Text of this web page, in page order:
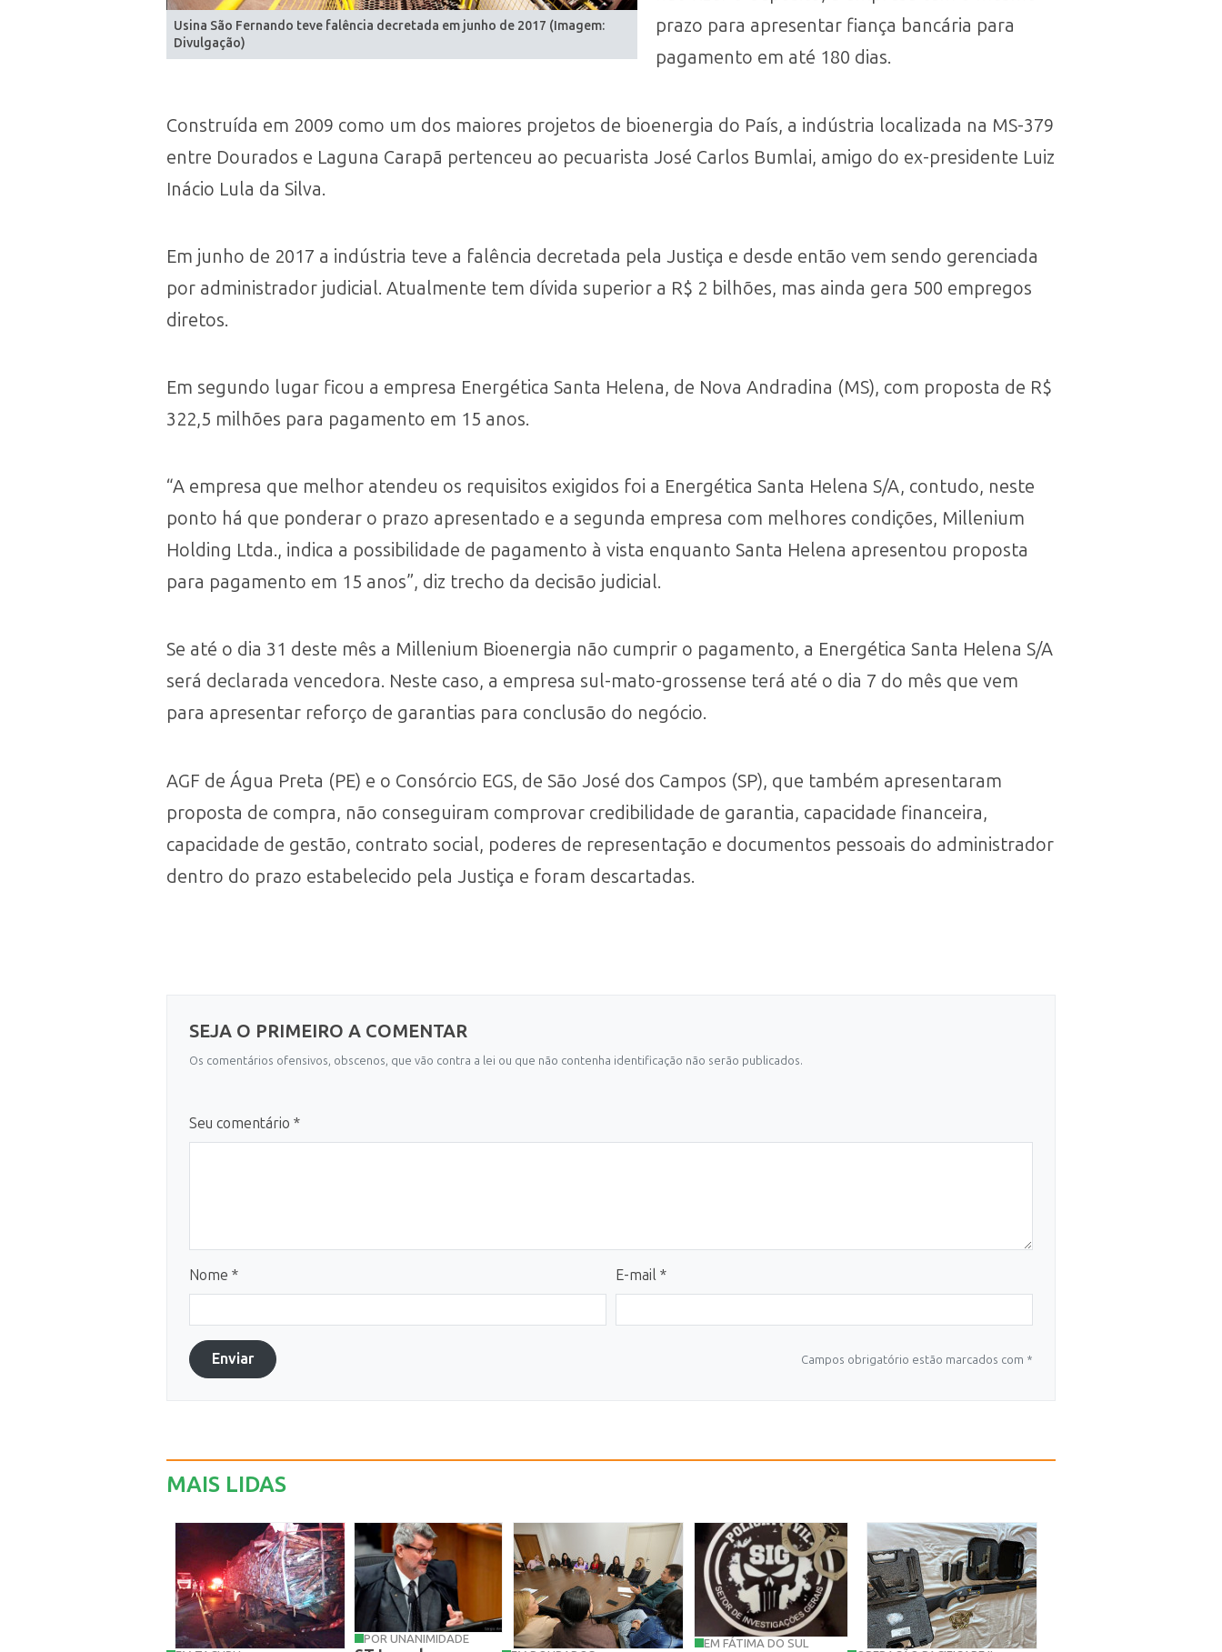
Usina São Fernando teve falência decretada em junho de 2017 (Imagem:
Divulgação)
prazo para apresentar fiança bancária para
pagamento em até 180 dias.
Construída em 2009 como um dos maiores projetos de bioenergia do País, a indústria localizada na MS-379
entre Dourados e Laguna Carapã pertenceu ao pecuarista José Carlos Bumlai, amigo do ex-presidente Luiz
Inácio Lula da Silva.
Em junho de 2017 a indústria teve a falência decretada pela Justiça e desde então vem sendo gerenciada
por administrador judicial. Atualmente tem dívida superior a R$ 2 bilhões, mas ainda gera 500 empregos
diretos.
Em segundo lugar ficou a empresa Energética Santa Helena, de Nova Andradina (MS), com proposta de R$
322,5 milhões para pagamento em 15 anos.
“A empresa que melhor atendeu os requisitos exigidos foi a Energética Santa Helena S/A, contudo, neste
ponto há que ponderar o prazo apresentado e a segunda empresa com melhores condições, Millenium
Holding Ltda., indica a possibilidade de pagamento à vista enquanto Santa Helena apresentou proposta
para pagamento em 15 anos”, diz trecho da decisão judicial.
Se até o dia 31 deste mês a Millenium Bioenergia não cumprir o pagamento, a Energética Santa Helena S/A
será declarada vencedora. Neste caso, a empresa sul-mato-grossense terá até o dia 7 do mês que vem
para apresentar reforço de garantias para conclusão do negócio.
AGF de Água Preta (PE) e o Consórcio EGS, de São José dos Campos (SP), que também apresentaram
proposta de compra, não conseguiram comprovar credibilidade de garantia, capacidade financeira,
capacidade de gestão, contrato social, poderes de representação e documentos pessoais do administrador
dentro do prazo estabelecido pela Justiça e foram descartadas.
SEJA O PRIMEIRO A COMENTAR
Os comentários ofensivos, obscenos, que vão contra a lei ou que não contenha identificação não serão publicados.
Seu comentário *
Nome * E-mail *
Enviar Campos obrigatório estão marcados com *
MAIS LIDAS
POR UNANIMIDADE EM FÁTIMA DO SUL